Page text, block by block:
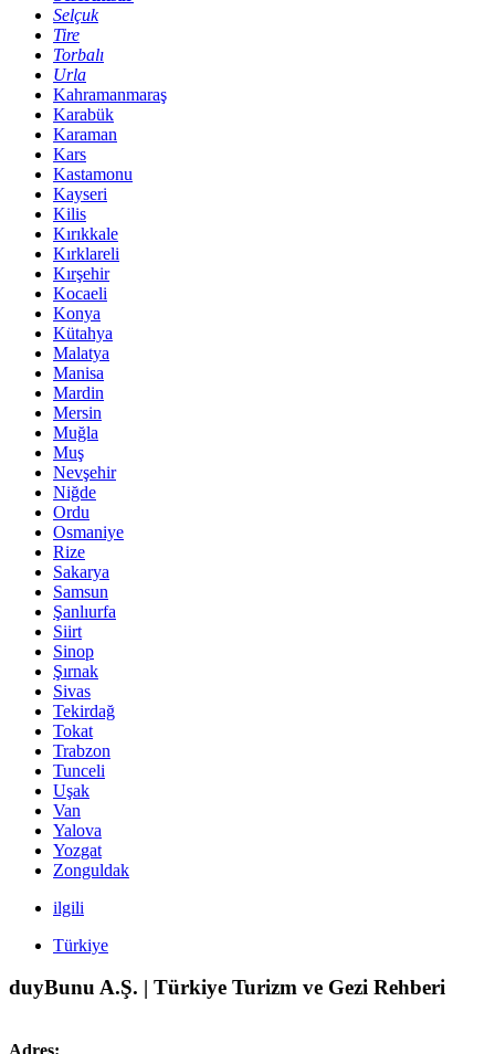
Selçuk
Tire
Torbalı
Urla
Kahramanmaraş
Karabük
Karaman
Kars
Kastamonu
Kayseri
Kilis
Kırıkkale
Kırklareli
Kırşehir
Kocaeli
Konya
Kütahya
Malatya
Manisa
Mardin
Mersin
Muğla
Muş
Nevşehir
Niğde
Ordu
Osmaniye
Rize
Sakarya
Samsun
Şanlıurfa
Siirt
Sinop
Şırnak
Sivas
Tekirdağ
Tokat
Trabzon
Tunceli
Uşak
Van
Yalova
Yozgat
Zonguldak
ilgili
Türkiye
duyBunu A.Ş. | Türkiye Turizm ve Gezi Rehberi